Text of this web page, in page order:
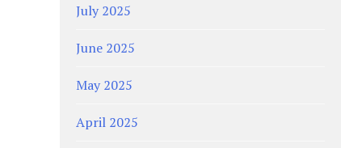
July 2025
June 2025
May 2025
April 2025